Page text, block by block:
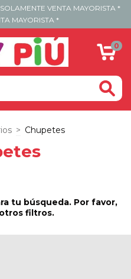
VENTA MAYORISTA *
MAYORISTA *
0
> Chupetes
tu búsqueda. Por favor,
filtros.